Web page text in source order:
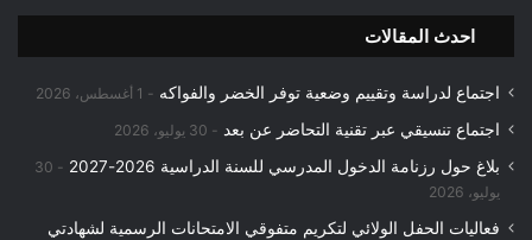
احدث المقالات
اجتماع لدراسة وتقييم وضعية توفر الخضر والفواكه 1 أغسطس، 2026
اجتماع تنسيقي عبر تقنية التحاضر عن بعد 30 يوليو، 2026
بلاغ حول رزنامة الدخول المدرسي للسنة الدراسية 2026-2027
30
يوليو، 2026
فعاليات الحفل الولائي لتكريم متفوقي الامتحانات الرسمية لشهادتي